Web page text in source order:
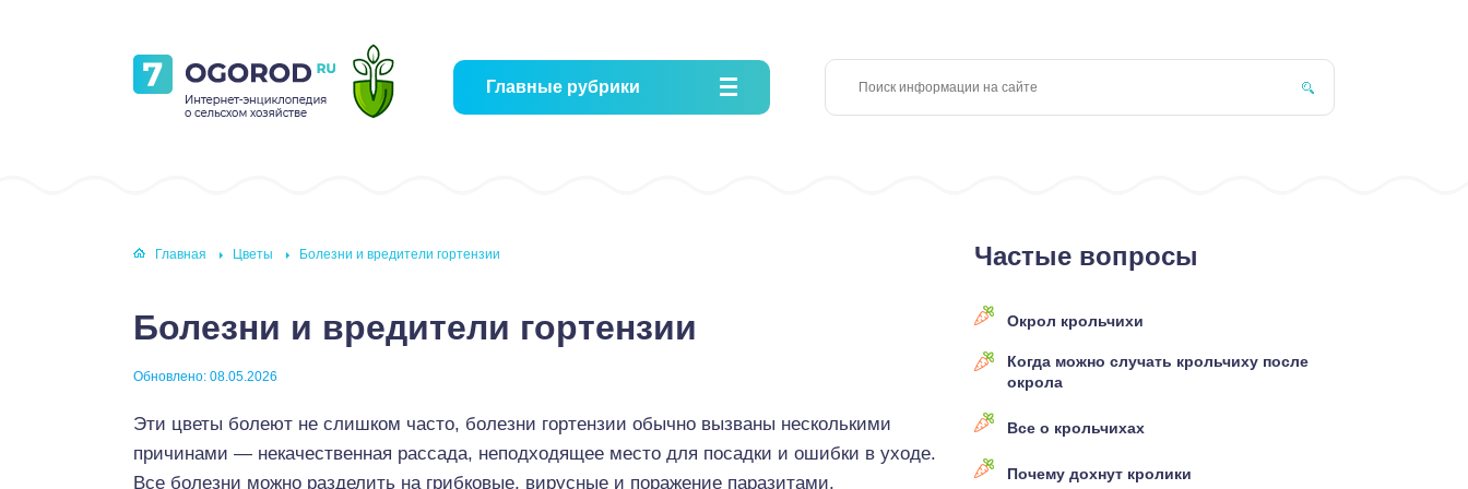
Главные рубрики
Главная Цветы Болезни и вредители гортензии
Болезни и вредители гортензии
Обновлено: 08.05.2026
Эти цветы болеют не слишком часто, болезни гортензии обычно вызваны несколькими
причинами — некачественная рассада, неподходящее место для посадки и ошибки в уходе.
Все болезни можно разделить на грибковые, вирусные и поражение паразитами.
Частые вопросы
Окрол крольчихи
Когда можно случать крольчиху после
окрола
Все о крольчихах
Почему дохнут кролики